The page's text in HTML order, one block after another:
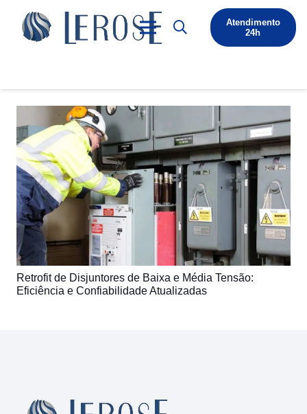
Atendimento
24h
Retrofit de Disjuntores de Baixa e Média Tensão:
Eficiência e Confiabilidade Atualizadas